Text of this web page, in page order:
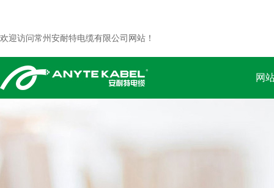
欢迎访问常州安耐特电缆有限公司网站！
网